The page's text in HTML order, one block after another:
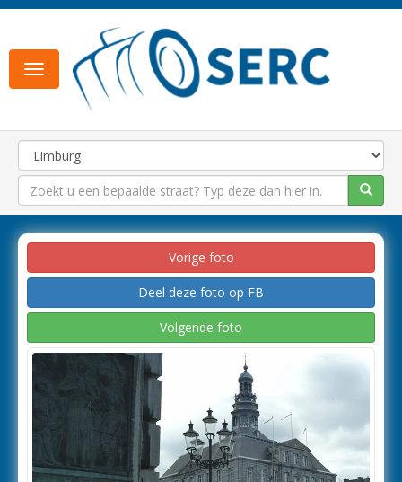
Toggle
navigation
Vorige foto
Deel deze foto op FB
Volgende foto